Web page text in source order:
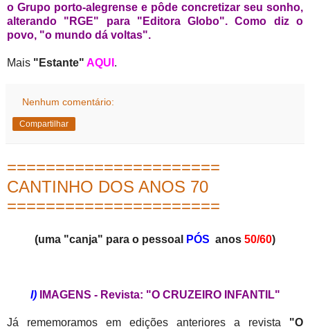
o Grupo porto-alegrense e pôde concretizar seu sonho,
alterando "RGE" para "Editora Globo". Como diz o
povo, "o mundo dá voltas".
Mais "Estante" AQUI .
Nenhum comentário:
Compartilhar
======================
CANTINHO DOS ANOS 70
======================
(uma "canja" para o pessoal PÓS anos 50/60)
I) IMAGENS - Revista: "O CRUZEIRO INFANTIL"
Já rememoramos em edições anteriores a revista "O